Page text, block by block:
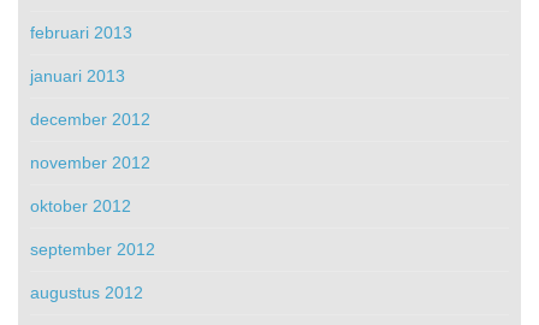
februari 2013
januari 2013
december 2012
november 2012
oktober 2012
september 2012
augustus 2012